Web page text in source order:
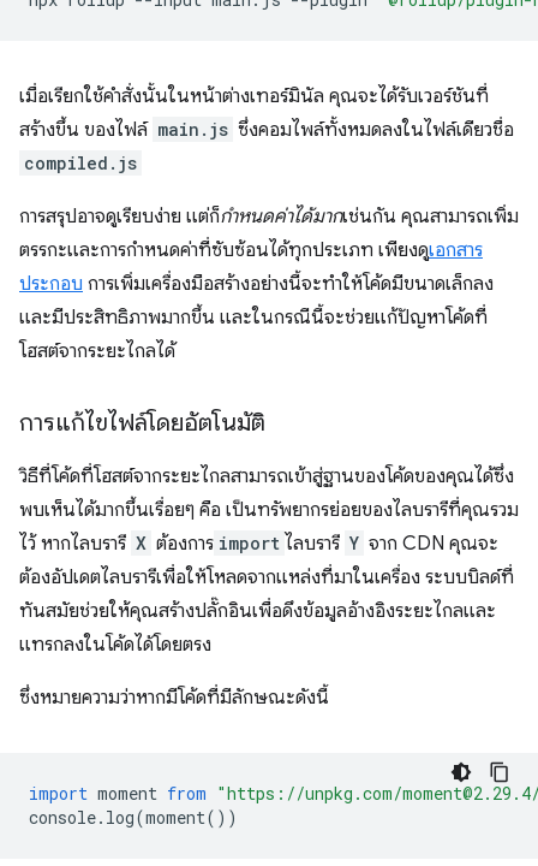
เมื่อเรียกใช้คำสั่งนั้นในหน้าต่างเทอร์มินัล คุณจะได้รับเวอร์ชันที่
สร้างขึ้น ของไฟล์ main.js ซึ่งคอมไพล์ทั้งหมดลงในไฟล์เดียวชื่อ
compiled.js
การสรุปอาจดูเรียบง่าย แต่ก็กำหนดค่าได้มากเช่นกัน คุณสามารถเพิ่ม
ตรรกะและการกำหนดค่าที่ซับซ้อนได้ทุกประเภท เพียงดูเอกสาร
ประกอบ การเพิ่มเครื่องมือสร้างอย่างนี้จะทำให้โค้ดมีขนาดเล็กลง
และมีประสิทธิภาพมากขึ้น และในกรณีนี้จะช่วยแก้ปัญหาโค้ดที่
โฮสต์จากระยะไกลได้
การแก้ไขไฟล์โดยอัตโนมัติ
วิธีที่โค้ดที่โฮสต์จากระยะไกลสามารถเข้าสู่ฐานของโค้ดของคุณได้ซึ่ง
พบเห็นได้มากขึ้นเรื่อยๆ คือ เป็นทรัพยากรย่อยของไลบรารีที่คุณรวม
ไว้ หากไลบรารี X ต้องการ import ไลบรารี Y จาก CDN คุณจะ
ต้องอัปเดตไลบรารีเพื่อให้โหลดจากแหล่งที่มาในเครื่อง ระบบบิลด์ที่
ทันสมัยช่วยให้คุณสร้างปลั๊กอินเพื่อดึงข้อมูลอ้างอิงระยะไกลและ
แทรกลงในโค้ดได้โดยตรง
ซึ่งหมายความว่าหากมีโค้ดที่มีลักษณะดังนี้
import moment from "https://unpkg.com/
console. log(moment())